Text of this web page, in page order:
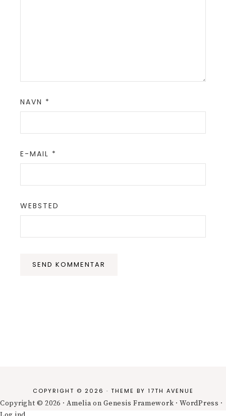
NAVN *
E-MAIL *
WEBSTED
COPYRIGHT © 2026 · THEME BY 17TH AVENUE
Copyright © 2026 ·AmeliaonGenesis Framework ·WordPress ·